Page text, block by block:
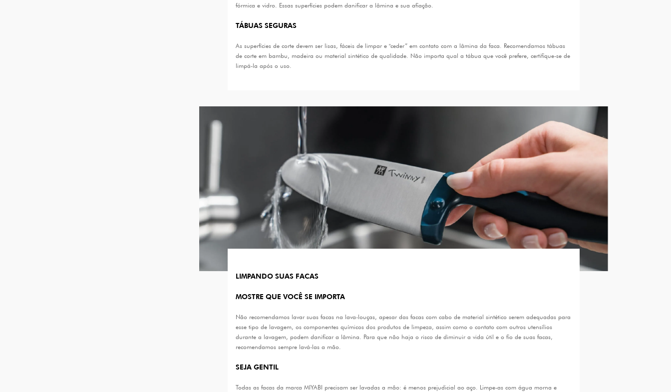
fórmica e vidro. Essas superfícies podem danificar a lâmina e sua afiação.
TÁBUAS SEGURAS
As superfícies de corte devem ser lisas, fáceis de limpar e "ceder” em contato com a lâmina da faca. Recomendamos tábuas
de corte em bambu, madeira ou material sintético de qualidade. Não importa qual a tábua que você prefere, certifique-se de
limpá-la após o uso.
LIMPANDO SUAS FACAS
MOSTRE QUE VOCÊ SE IMPORTA
Não recomendamos lavar suas facas na lava-louças, apesar das facas com cabo de material sintético serem adequadas para
esse tipo de lavagem, os componentes químicos dos produtos de limpeza, assim como o contato com outros utensílios
durante a lavagem, podem danificar a lâmina. Para que não haja o risco de diminuir a vida útil e o fio de suas facas,
recomendamos sempre lavá-las a mão.
SEJA GENTIL
Todas as facas da marca MIYABI precisam ser lavadas a mão: é menos prejudicial ao aço. Limpe-as com água morna e